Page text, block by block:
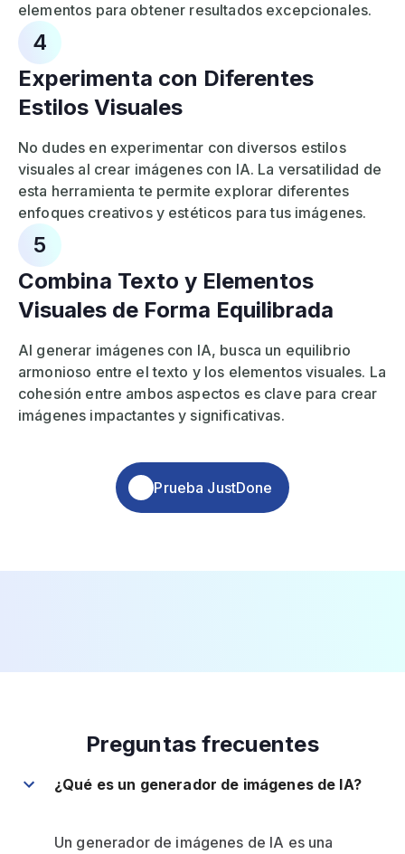
elementos para obtener resultados excepcionales.
4
Experimenta con Diferentes
Estilos Visuales
No dudes en experimentar con diversos estilos
visuales al crear imágenes con IA. La versatilidad de
esta herramienta te permite explorar diferentes
enfoques creativos y estéticos para tus imágenes.
5
Combina Texto y Elementos
Visuales de Forma Equilibrada
Al generar imágenes con IA, busca un equilibrio
armonioso entre el texto y los elementos visuales. La
cohesión entre ambos aspectos es clave para crear
imágenes impactantes y significativas.
Prueba JustDone
Preguntas frecuentes
¿Qué es un generador de imágenes de IA?
Un generador de imágenes de IA es una